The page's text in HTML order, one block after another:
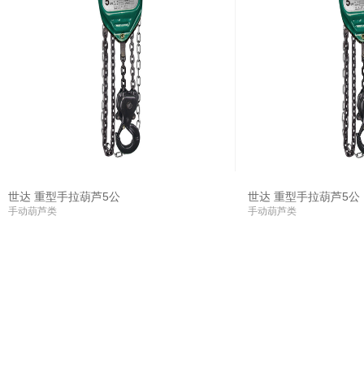
世达 重型手拉葫芦5公
手动葫芦类
世达 重型手拉葫芦5公
手动葫芦类